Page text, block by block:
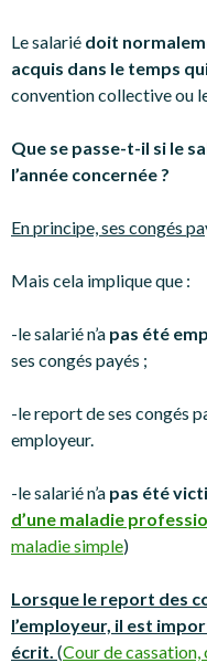
Le salarié doit
acquis dans le temps
convention collective ou
Que se passe-t-il si le
l’année concernée ?
En principe, ses congés
Mais cela implique que :
-le salarié n’a pas été
ses congés payés ;
-le report de ses congés
employeur.
-le salarié n’a pas été
d’une maladie
maladie simple)
Lorsque le report des
l’employeur, il est
écrit. (Cour de